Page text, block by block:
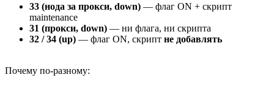
33 (нода за прокси, down) — флаг ON + скрипт
maintenance
31 (прокси, down) — ни флага, ни скрипта
32 / 34 (up) — флаг ON, скрипт не добавлять
Почему по-разному: